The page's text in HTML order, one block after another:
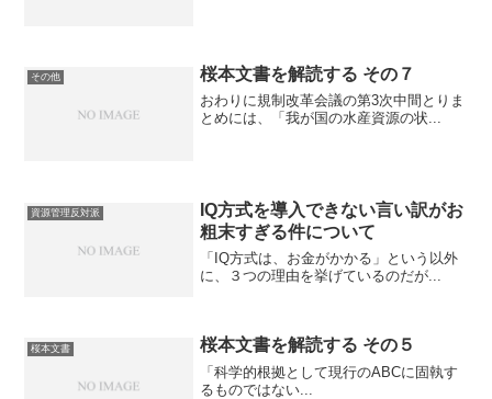
その他 桜本文書を解読する その７
おわりに規制改革会議の第3次中間とりま
とめには、「我が国の水産資源の状...
資源管理反対派
IQ方式を導入できない言い訳がお
粗末すぎる件について
「IQ方式は、お金がかかる」という以外
に、３つの理由を挙げているのだが...
桜本文書 桜本文書を解読する その５
「科学的根拠として現行のABCに固執す
るものではない...